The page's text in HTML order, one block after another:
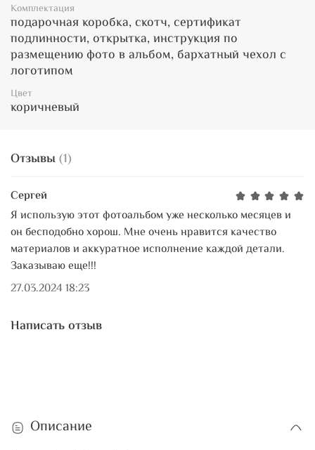
Комплектация
подарочная коробка, скотч, сертификат
подлинности, открытка, инструкция по
размещению фото в альбом, бархатный чехол с
логотипом
Цвет
коричневый
Отзывы(1)
Сергей
Я использую этот фотоальбом уже несколько месяцев и
он бесподобно хорош. Мне очень нравится качество
материалов и аккуратное исполнение каждой детали.
Заказываю еще!!!
27.03.2024 18:23
Написать отзыв
Описание